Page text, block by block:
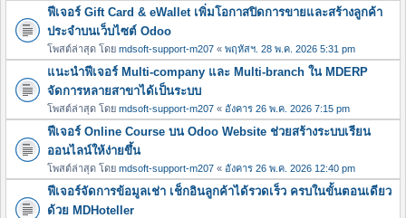
ฟีเจอร์ Gift Card & eWallet เพิ่มโอกาสปิดการขายและสร้างลูกค้า
ประจำบนเว็บไซต์ Odoo
โพสต์ล่าสุด โดย mdsoft-support-m207 « พฤหัสฯ. 28 พ.ค. 2026 5:31 pm
แนะนำฟีเจอร์ Multi-company และ Multi-branch ใน MDERP
จัดการหลายสาขาได้เป็นระบบ
โพสต์ล่าสุด โดย mdsoft-support-m207 « อังคาร 26 พ.ค. 2026 7:15 pm
ฟีเจอร์ Online Course บน Odoo Website ช่วยสร้างระบบเรียน
ออนไลน์ให้ง่ายขึ้น
โพสต์ล่าสุด โดย mdsoft-support-m207 « อังคาร 26 พ.ค. 2026 12:40 pm
ฟีเจอร์จัดการข้อมูลเช่า เช็กอินลูกค้าได้รวดเร็ว ครบในขั้นตอนเดียว
ด้วย MDHoteller